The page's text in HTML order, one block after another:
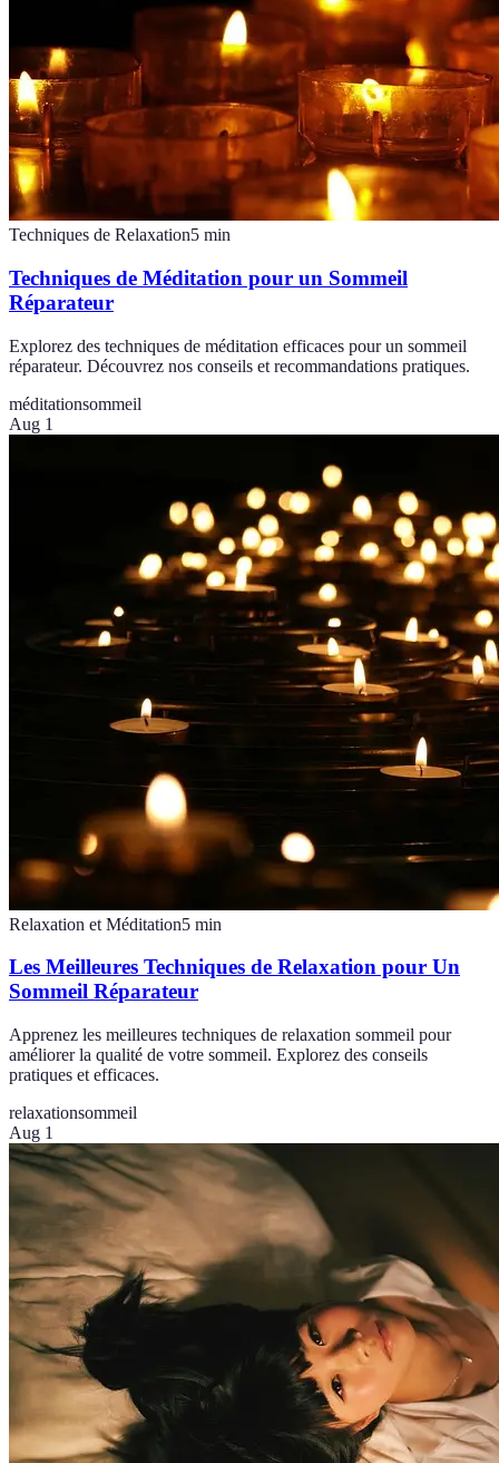
Techniques de Relaxation5 min
Techniques de Méditation pour un Sommeil
Réparateur
Explorez des techniques de méditation efficaces pour un sommeil
réparateur. Découvrez nos conseils et recommandations pratiques.
méditationsommeil
Aug 1
Relaxation et Méditation5 min
Les Meilleures Techniques de Relaxation pour Un
Sommeil Réparateur
Apprenez les meilleures techniques de relaxation sommeil pour
améliorer la qualité de votre sommeil. Explorez des conseils
pratiques et efficaces.
relaxationsommeil
Aug 1